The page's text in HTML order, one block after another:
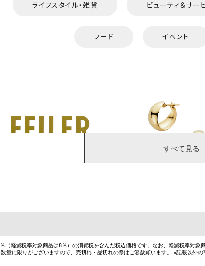
すべて見る
（軽減税率対象商品は8％）の消費税を含んだ税込価格です。なお、軽減税率対
量に限りがございますので、売切れ・品切れの際はご容赦願います。 ※記載以外の